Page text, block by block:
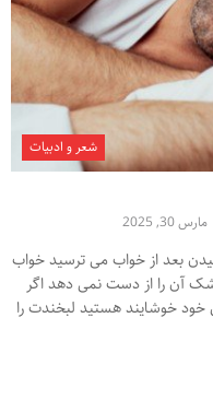
شعر و ادبیات
مارس 30, 2025
بعد از خواب می ترسید خواب
آن را از دست نمی دهد اگر
خوشایند هستید لبخندت را